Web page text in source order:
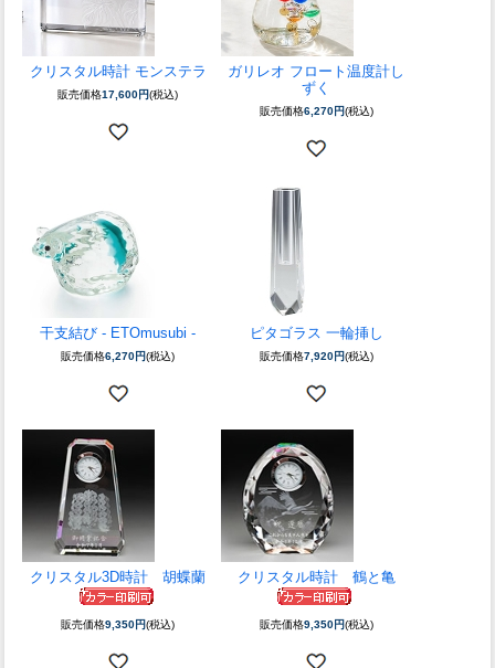
クリスタル時計 モンステラ
販売価格17,600円(税込)
ガリレオ フロート温度計し
ずく
販売価格6,270円(税込)
干支結び - ETOmusubi -
販売価格6,270円(税込)
ピタゴラス 一輪挿し
販売価格7,920円(税込)
クリスタル3D時計 胡蝶蘭
販売価格9,350円(税込)
クリスタル時計 鶴と亀
販売価格9,350円(税込)